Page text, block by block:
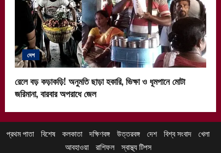
দেশ
রেলে বড় কড়াকড়ি! অনুমতি ছাড়া হকারি, ভিক্ষা ও ধূমপানে মোটা
জরিমানা, বারবার অপরাধে জেল
প্রথম পাতা বিশেষ কলকাতা দক্ষিণবঙ্গ উত্তরবঙ্গ দেশ বিশ্ব সংবাদ খেলা
আবহাওয়া
রাশিফল স্বাস্থ্য টিপস